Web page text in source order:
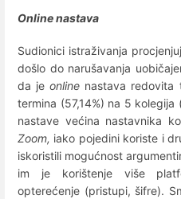
Online nastava
Sudionici istraživanja
došlo do narušavanja
da jeonline nastava
termina (57,14%) na 5
nastave većina nastavnika
Zoom, iako pojedini koriste i
iskoristili mogućnost
im je korištenje više
opterećenje (pristupi, šifre).